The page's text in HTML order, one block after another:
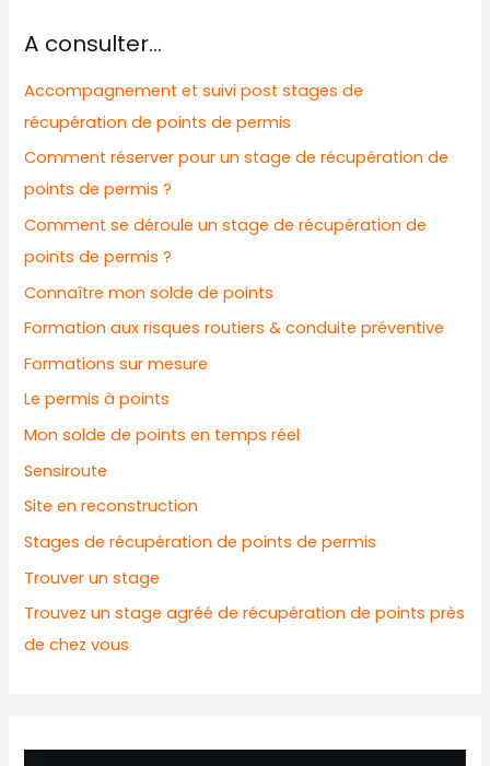
A consulter…
Accompagnement et suivi post stages de
récupération de points de permis
Comment réserver pour un stage de récupération de
points de permis ?
Comment se déroule un stage de récupération de
points de permis ?
Connaître mon solde de points
Formation aux risques routiers & conduite préventive
Formations sur mesure
Le permis à points
Mon solde de points en temps réel
Sensiroute
Site en reconstruction
Stages de récupération de points de permis
Trouver un stage
Trouvez un stage agréé de récupération de points près
de chez vous